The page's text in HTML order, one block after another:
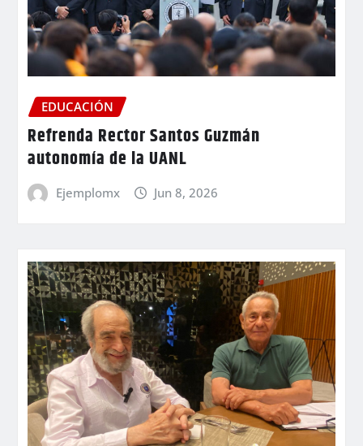
EDUCACIÓN
Refrenda Rector Santos Guzmán
autonomía de la UANL
Ejemplomx Jun 8, 2026